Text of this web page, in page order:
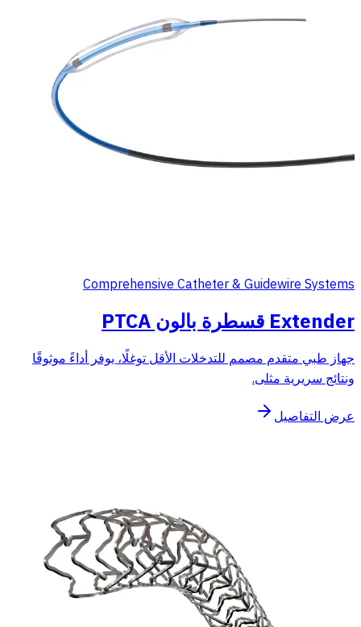
Comprehensive Catheter & Guidewire Systems
Extender قسطرة بالون PTCA
جهاز طبي متقدم مصمم للتدخلات الأقل توغلًا، يوفر أداءً موثوقًا
ونتائج سريرية مثلى.
عرض التفاصيل